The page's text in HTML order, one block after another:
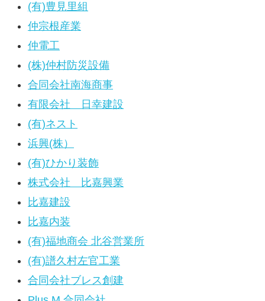
(有)豊見里組
仲宗根産業
仲電工
(株)仲村防災設備
合同会社南海商事
有限会社 日幸建設
(有)ネスト
浜興(株）
(有)ひかり装飾
株式会社 比嘉興業
比嘉建設
比嘉内装
(有)福地商会 北谷営業所
(有)譜久村左官工業
合同会社ブレス創建